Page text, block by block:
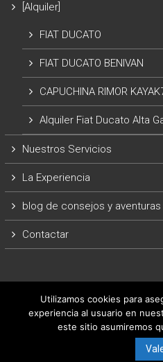
[Alquiler]
FIAT DUCATO
FIAT DUCATO BENIVAN
CAPUCHINA RIMOR
Alquiler Fiat Ducato Alta
Nuestros Servicios
La Experiencia
blog de consejos y aventuras
Contactar
Copyright © 2026
Utilizamos cookies para
experiencia al usuario en
este sitio asumiremos